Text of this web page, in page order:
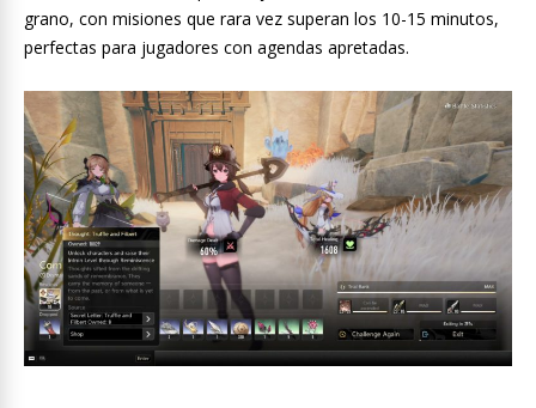
grano, con misiones que rara vez superan los 10-15 minutos,
perfectas para jugadores con agendas apretadas.